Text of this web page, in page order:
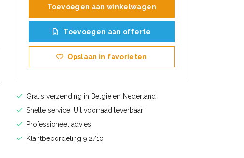
Toevoegen aan winkelwagen
Toevoegen aan offerte
Opslaan in favorieten
Gratis verzending in België en Nederland
Snelle service. Uit voorraad leverbaar
Professioneel advies
Klantbeoordeling 9,2/10